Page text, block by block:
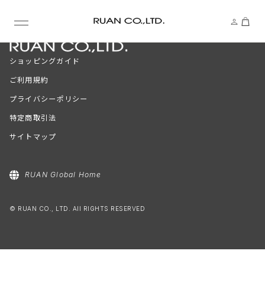
ショッピングガイド
ご利用規約
プライバシーポリシー
特定商取引法
サイトマップ
RUAN Global Home
© RUAN CO., LTD. All RIGHTS RESERVED